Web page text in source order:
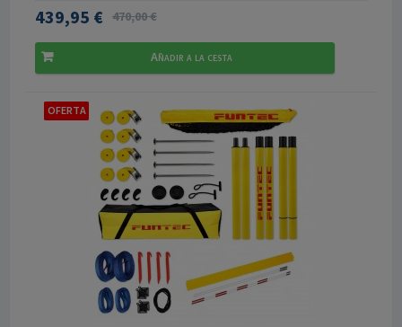
439,95 € 470,00 €
Añadir a la cesta
OFERTA